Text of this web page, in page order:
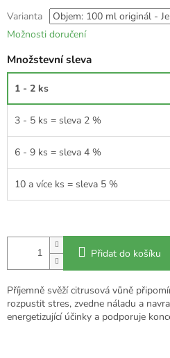
Varianta
Možnosti doručení
Množstevní sleva
1 - 2 ks
3 - 5 ks = sleva 2 %
6 - 9 ks = sleva 4 %
10 a více ks = sleva 5 %
Přidat do košíku
Příjemně svěží citrusová vůně
rozpustit stres, zvedne náladu a
energetizující účinky a podporuje